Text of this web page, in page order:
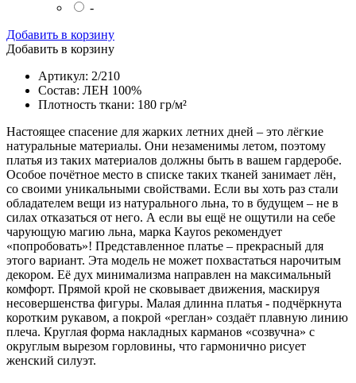
-
Добавить в корзину
Добавить в корзину
Артикул: 2/210
Состав: ЛЕН 100%
Плотность ткани: 180 гр/м²
Настоящее спасение для жарких летних дней – это лёгкие
натуральные материалы. Они незаменимы летом, поэтому
платья из таких материалов должны быть в вашем гардеробе.
Особое почётное место в списке таких тканей занимает лён,
со своими уникальными свойствами. Если вы хоть раз стали
обладателем вещи из натурального льна, то в будущем – не в
силах отказаться от него. А если вы ещё не ощутили на себе
чарующую магию льна, марка Kayros рекомендует
«попробовать»! Представленное платье – прекрасный для
этого вариант. Эта модель не может похвастаться нарочитым
декором. Её дух минимализма направлен на максимальный
комфорт. Прямой крой не сковывает движения, маскируя
несовершенства фигуры. Малая длинна платья - подчёркнута
коротким рукавом, а покрой «реглан» создаёт плавную линию
плеча. Круглая форма накладных карманов «созвучна» с
округлым вырезом горловины, что гармонично рисует
женский силуэт.